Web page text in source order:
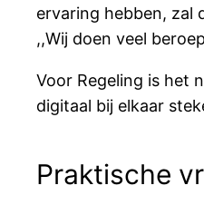
ervaring hebben, zal
,,Wij doen veel
Voor Regeling is het
digitaal bij elkaar
Praktische